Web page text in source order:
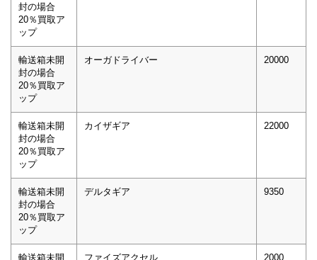
封の場合
20％買取ア
ップ
輸送箱未開
封の場合
20％買取ア
ップ
オーガドライバー 20000
輸送箱未開
封の場合
20％買取ア
ップ
カイザギア 22000
輸送箱未開
封の場合
20％買取ア
ップ
デルタギア 9350
輸送箱未開
ファイズアクセル 2000